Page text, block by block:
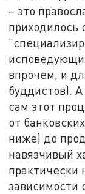
– это
приходилось
впрочем, и
буддистов).
сам этот
от
ниже) до
навязчивый
практически
зависимости